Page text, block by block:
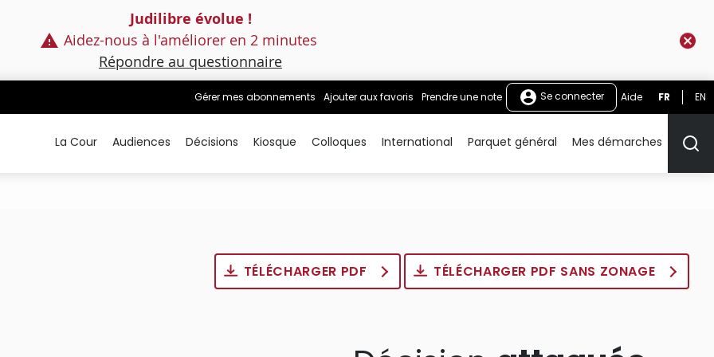
Judilibre évolue !
Aidez-nous à l'améliorer en 2 minutes
Répondre au questionnaire
Gérer mes abonnements Ajouter aux favoris Prendre une note Se connecter Aide FR EN
La Cour Audiences Décisions Kiosque Colloques International Parquet général Mes démarches
TÉLÉCHARGER PDF TÉLÉCHARGER PDF SANS ZONAGE